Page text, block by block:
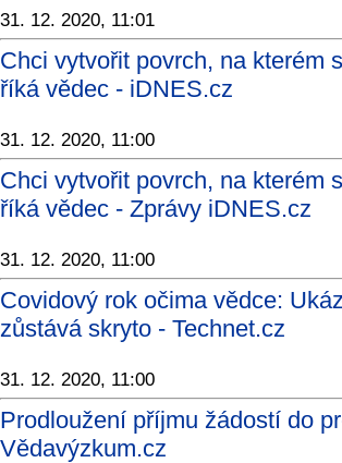
31. 12. 2020, 11:01
Chci vytvořit povrch, na kterém
říká vědec - iDNES.cz
31. 12. 2020, 11:00
Chci vytvořit povrch, na kterém
říká vědec - Zprávy iDNES.cz
31. 12. 2020, 11:00
Covidový rok očima vědce:
zůstává skryto - Technet.cz
31. 12. 2020, 11:00
Prodloužení příjmu žádostí do
Vědavýzkum.cz